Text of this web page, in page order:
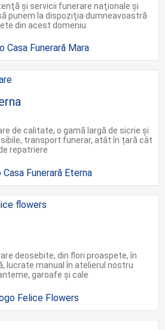
şi servicii funerare naţionale şi
punem la dispoziţia dumneavoastră
din acest domeniu
de calitate, o gamă largă de sicrie și
transport funerar, atât în țară cât
repatriere
deosebite, din flori proaspete, în
lucrate manual în atelierul nostru
garoafe și cale